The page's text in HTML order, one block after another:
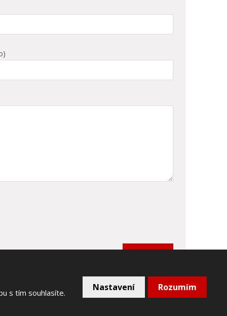
s tím souhlasíte.
Nastavení Rozumím